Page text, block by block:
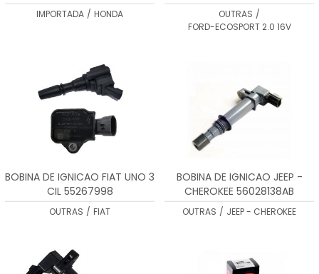
IMPORTADA / HONDA
4M5Z12029BC
OUTRAS /
FORD-ECOSPORT 2.0 16V
BOBINA DE IGNICAO FIAT UNO 3
CIL 55267998
OUTRAS / FIAT
BOBINA DE IGNICAO JEEP -
CHEROKEE 56028138AB
OUTRAS / JEEP - CHEROKEE